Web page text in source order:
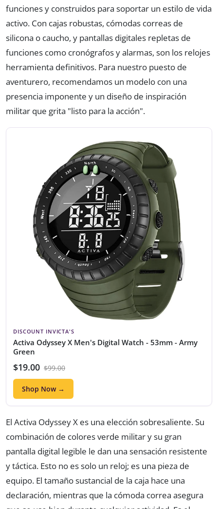
funciones y construidos para soportar un estilo de vida
activo. Con cajas robustas, cómodas correas de
silicona o caucho, y pantallas digitales repletas de
funciones como cronógrafos y alarmas, son los relojes
herramienta definitivos. Para nuestro puesto de
aventurero, recomendamos un modelo con una
presencia imponente y un diseño de inspiración
militar que grita "listo para la acción".
DISCOUNT INVICTA'S
Activa Odyssey X Men's Digital Watch - 53mm - Army
Green
$19.00 $99.00
Shop Now →
El Activa Odyssey X es una elección sobresaliente. Su
combinación de colores verde militar y su gran
pantalla digital legible le dan una sensación resistente
y táctica. Esto no es solo un reloj; es una pieza de
equipo. El tamaño sustancial de la caja hace una
declaración, mientras que la cómoda correa asegura